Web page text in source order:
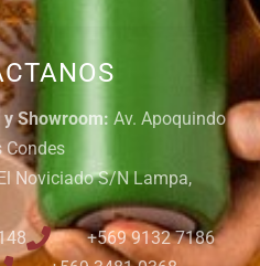
Showroom: Av. Apoquindo
Noviciado S/N Lampa,
+569 9132 7186